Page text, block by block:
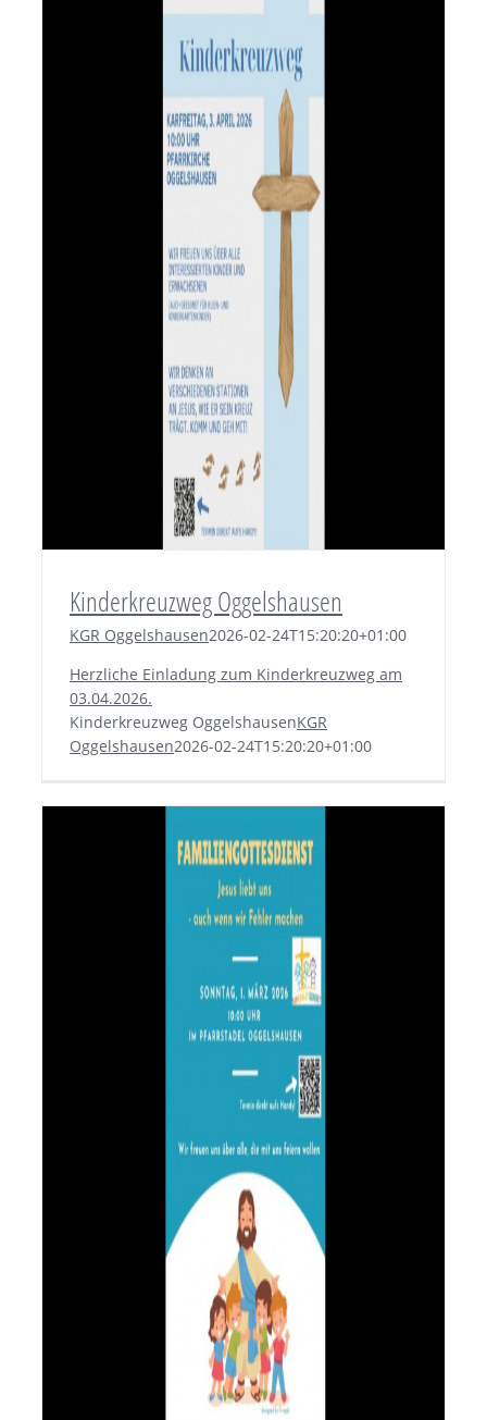
Kinderkreuzweg Oggelshausen
KGR Oggelshausen2026-02-24T15:20:20+01:00
Herzliche Einladung zum Kinderkreuzweg am
03.04.2026.
Kinderkreuzweg OggelshausenKGR
Oggelshausen2026-02-24T15:20:20+01:00